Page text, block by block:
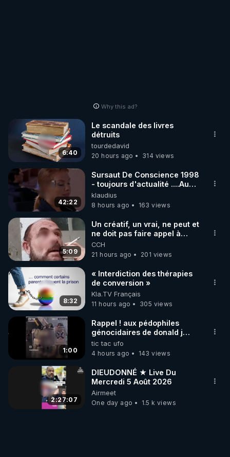
Why this ad?
6:40
Le scandale des livres
détruits
tourdedavid
20 hours ago
314 views
42:22
Sursaut De Conscience 1998
- toujours d'actualité ....Au
Dela Du Réel
klaudius
8 hours ago
163 views
5:09
Un créatif, un vrai, ne peut et
ne doit pas faire appel à
l'intelligence artificielle
CCH
21 hours ago
201 views
8:32
« Interdiction des thérapies
de conversion »
Kla.TV Français
11 hours ago
305 views
1:00
Rappel ! aux pédophiles
génocidaires de donald j
trump et ses supporters
trumpistes 424et 666.
tic tac ufo
4 hours ago
143 views
2:27:07
DIEUDONNÉ ★ Live Du
Mercredi 5 Août 2026
Airmeet
One day ago
1.5 k views